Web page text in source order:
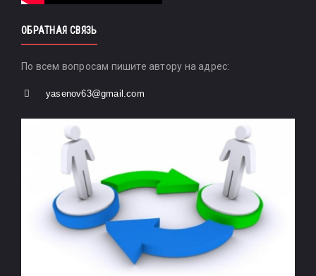
ОБРАТНАЯ СВЯЗЬ
По всем вопросам пишите автору на адрес:
yasenov63@gmail.com